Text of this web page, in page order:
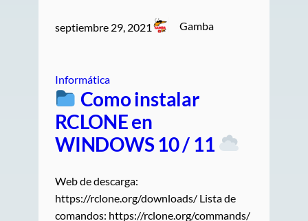
septiembre 29, 2021 Gamba
Informática
Como instalar
RCLONE en
WINDOWS 10 / 11
Web de descarga:
https://rclone.org/downloads/ Lista de
comandos: https://rclone.org/commands/